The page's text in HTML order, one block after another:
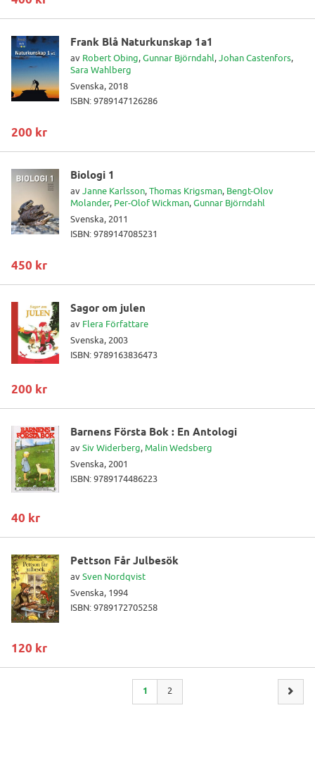
Frank Blå Naturkunskap 1a1
av Robert Obing,Gunnar Björndahl,Johan Castenfors,
Sara Wahlberg
Svenska, 2018
ISBN: 9789147126286
200 kr
Biologi 1
avJanne Karlsson,Thomas Krigsman, Bengt-Olov
Molander, Per-Olof Wickman,Gunnar Björndahl
Svenska, 2011
ISBN: 9789147085231
450 kr
Sagor om julen
av Flera Författare
Svenska, 2003
ISBN: 9789163836473
200 kr
Barnens Första Bok : En Antologi
avSiv Widerberg, Malin Wedsberg
Svenska, 2001
ISBN: 9789174486223
40 kr
Pettson Får Julbesök
avSven Nordqvist
Svenska, 1994
ISBN: 9789172705258
120 kr
1 2